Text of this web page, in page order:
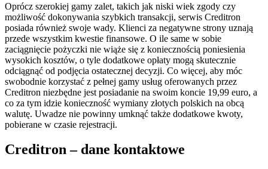
Oprócz szerokiej gamy zalet, takich jak niski wiek zgody czy
możliwość dokonywania szybkich transakcji, serwis Creditron
posiada również swoje wady. Klienci za negatywne strony uznają
przede wszystkim kwestie finansowe. O ile same w sobie
zaciągnięcie pożyczki nie wiąże się z koniecznością poniesienia
wysokich kosztów, o tyle dodatkowe opłaty mogą skutecznie
odciągnąć od podjęcia ostatecznej decyzji. Co więcej, aby móc
swobodnie korzystać z pełnej gamy usług oferowanych przez
Creditron niezbędne jest posiadanie na swoim koncie 19,99 euro, a
co za tym idzie konieczność wymiany złotych polskich na obcą
walutę. Uwadze nie powinny umknąć także dodatkowe kwoty,
pobierane w czasie rejestracji.
Creditron – dane kontaktowe